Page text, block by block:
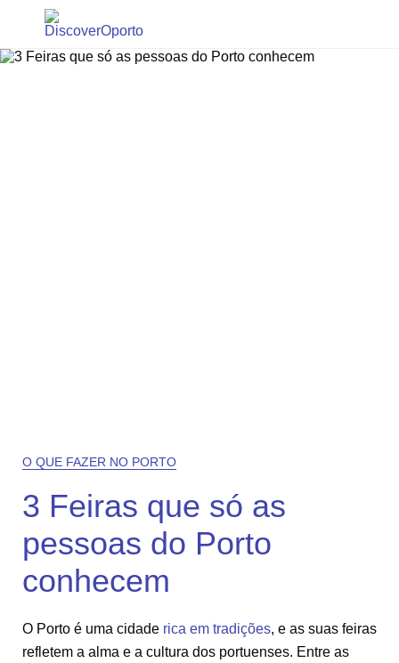
O QUE FAZER NO PORTO
3 Feiras que só as
pessoas do Porto
conhecem
O Porto é uma cidade rica em tradições, e as suas feiras
refletem a alma e a cultura dos portuenses. Entre as